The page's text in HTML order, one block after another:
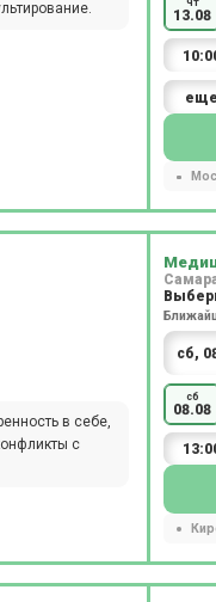
чт
13.08
еще
в себе,
с
сб
08.08